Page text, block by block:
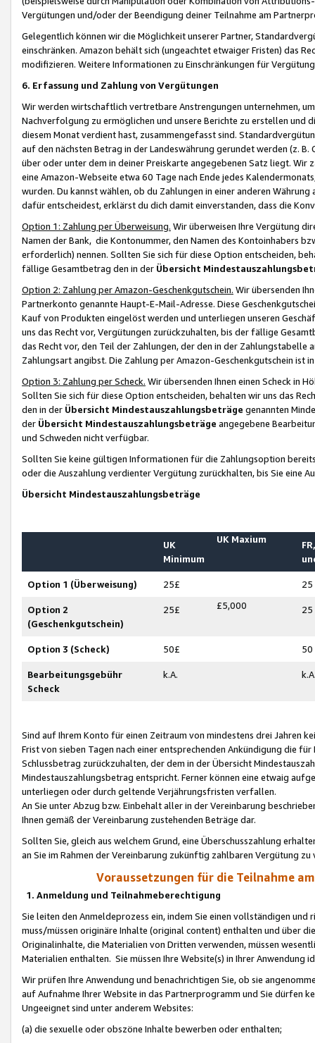
Vergütungen und/oder der Beendigung deiner Teilnahme am
Gelegentlich können wir die Möglichkeit unserer Partner,
einschränken. Amazon behält sich (ungeachtet etwaiger Fristen) das
modifizieren. Weitere Informationen zu Einschränkungen für
6. Erfassung und Zahlung von Vergütungen
Wir werden wirtschaftlich vertretbare Anstrengungen unternehmen,
Nachverfolgung zu ermöglichen und unsere Berichte zu erstellen und
diesem Monat verdient hast, zusammengefasst sind.
auf den nächsten Betrag in der Landeswährung gerundet werden (z.
über oder unter dem in deiner Preiskarte angegebenen Satz liegt.
eine Amazon-Webseite etwa 60 Tage nach Ende jedes
wurden. Du kannst wählen, ob du Zahlungen in einer anderen
dafür entscheidest, erklärst du dich damit einverstanden, dass die
Option 1: Zahlung per Überweisung. Wir überweisen Ihre Vergütung
Namen der Bank, die Kontonummer, den Namen des Kontoinhabers
erforderlich) nennen. Sollten Sie sich für diese Option entscheiden,
fällige Gesamtbetrag den in der Übersicht
Option 2: Zahlung per Amazon-Geschenkgutschein. Wir übersenden
Partnerkonto genannte Haupt-E-Mail-Adresse. Diese
Kauf von Produkten eingelöst werden und unterliegen unseren
uns das Recht vor, Vergütungen zurückzuhalten, bis der fällige
das Recht vor, den Teil der Zahlungen, der den in der
Zahlungsart angibst. Die Zahlung per Amazon-Geschenkgutschein ist
Option 3: Zahlung per Scheck. Wir übersenden Ihnen einen Scheck in
Sollten Sie sich für diese Option entscheiden, behalten wir uns das
den in der Übersicht Mindestauszahlungsbeträge genannten
der Übersicht Mindestauszahlungsbeträge angegebene
und Schweden nicht verfügbar.
Sollten Sie keine gültigen Informationen für die Zahlungsoption
oder die Auszahlung verdienter Vergütung zurückhalten, bis Sie
Übersicht Mindestauszahlungsbeträge
UK
Minimum
UK Maxium
Option 1 (Überweisung) 25£ 25
Option 2
(Geschenkgutschein)
25£ £5,000 25
Option 3 (Scheck) 50£ 50
Bearbeitungsgebühr
Scheck
k.A.
Sind auf Ihrem Konto für einen Zeitraum von mindestens drei Jahren
Frist von sieben Tagen nach einer entsprechenden Ankündigung die
Schlussbetrag zurückzuhalten, der dem in der Übersicht
Mindestauszahlungsbetrag entspricht. Ferner können eine etwaig
unterliegen oder durch geltende Verjährungsfristen verfallen.
An Sie unter Abzug bzw. Einbehalt aller in der Vereinbarung
Ihnen gemäß der Vereinbarung zustehenden Beträge dar.
Sollten Sie, gleich aus welchem Grund, eine Überschusszahlung
an Sie im Rahmen der Vereinbarung zukünftig zahlbaren Vergütung zu
Voraussetzungen für die Teilnahme
1. Anmeldung und Teilnahmeberechtigung
Sie leiten den Anmeldeprozess ein, indem Sie einen vollständigen
muss/müssen originäre Inhalte (original content) enthalten und über
Originalinhalte, die Materialien von Dritten verwenden, müssen
Materialien enthalten. Sie müssen Ihre Website(s) in Ihrer Anwendung
Wir prüfen Ihre Anwendung und benachrichtigen Sie, ob sie
auf Aufnahme Ihrer Website in das Partnerprogramm und Sie dürfen
Ungeeignet sind unter anderem Websites:
(a) die sexuelle oder obszöne Inhalte bewerben oder enthalten;